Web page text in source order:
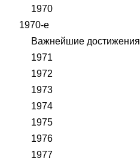
1970
1970-е
Важнейшие достижения
1971
1972
1973
1974
1975
1976
1977